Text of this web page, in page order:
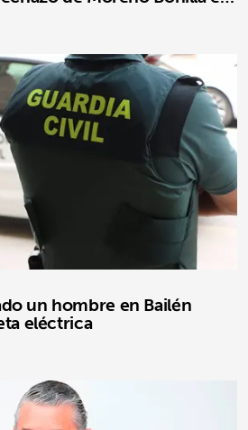
un hombre en Bailén
eléctrica